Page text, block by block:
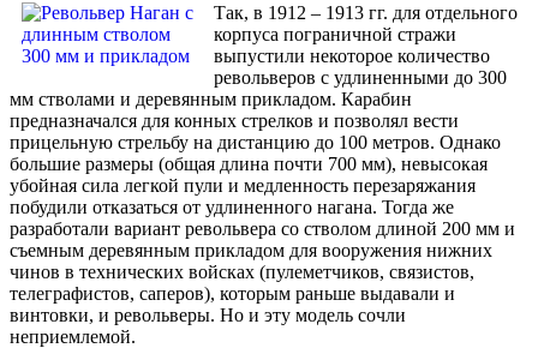
Так, в 1912 – 1913 гг. для отдельного
корпуса пограничной стражи
выпустили некоторое количество
револьверов с удлиненными до 300
мм стволами и деревянным прикладом. Карабин
предназначался для конных стрелков и позволял вести
прицельную стрельбу на дистанцию до 100 метров. Однако
большие размеры (общая длина почти 700 мм), невысокая
убойная сила легкой пули и медленность перезаряжания
побудили отказаться от удлиненного нагана. Тогда же
разработали вариант револьвера со стволом длиной 200 мм и
съемным деревянным прикладом для вооружения нижних
чинов в технических войсках (пулеметчиков, связистов,
телеграфистов, саперов), которым раньше выдавали и
винтовки, и револьверы. Но и эту модель сочли
неприемлемой.